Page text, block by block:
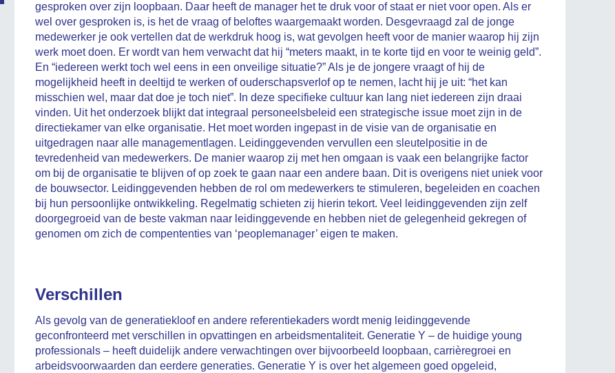
gesproken over zijn loopbaan. Daar heeft de manager het te druk voor of staat er niet voor open. Als er
wel over gesproken is, is het de vraag of beloftes waargemaakt worden. Desgevraagd zal de jonge
medewerker je ook vertellen dat de werkdruk hoog is, wat gevolgen heeft voor de manier waarop hij zijn
werk moet doen. Er wordt van hem verwacht dat hij “meters maakt, in te korte tijd en voor te weinig geld”.
En “iedereen werkt toch wel eens in een onveilige situatie?” Als je de jongere vraagt of hij de
mogelijkheid heeft in deeltijd te werken of ouderschapsverlof op te nemen, lacht hij je uit: “het kan
misschien wel, maar dat doe je toch niet”. In deze specifieke cultuur kan lang niet iedereen zijn draai
vinden. Uit het onderzoek blijkt dat integraal personeelsbeleid een strategische issue moet zijn in de
directiekamer van elke organisatie. Het moet worden ingepast in de visie van de organisatie en
uitgedragen naar alle managementlagen. Leidinggevenden vervullen een sleutelpositie in de
tevredenheid van medewerkers. De manier waarop zij met hen omgaan is vaak een belangrijke factor
om bij de organisatie te blijven of op zoek te gaan naar een andere baan. Dit is overigens niet uniek voor
de bouwsector. Leidinggevenden hebben de rol om medewerkers te stimuleren, begeleiden en coachen
bij hun persoonlijke ontwikkeling. Regelmatig schieten zij hierin tekort. Veel leidinggevenden zijn zelf
doorgegroeid van de beste vakman naar leidinggevende en hebben niet de gelegenheid gekregen of
genomen om zich de compententies van ‘peoplemanager’ eigen te maken.
Verschillen
Als gevolg van de generatiekloof en andere referentiekaders wordt menig leidinggevende
geconfronteerd met verschillen in opvattingen en arbeidsmentaliteit. Generatie Y – de huidige young
professionals – heeft duidelijk andere verwachtingen over bijvoorbeeld loopbaan, carrièregroei en
arbeidsvoorwaarden dan eerdere generaties. Generatie Y is over het algemeen goed opgeleid,